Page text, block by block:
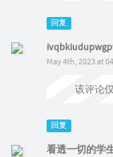
回复
May 4th, 2023 at
该评论
回复
看透一切的学